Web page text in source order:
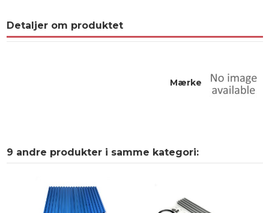
Detaljer om produktet
Mærke
9 andre produkter i samme kategori: